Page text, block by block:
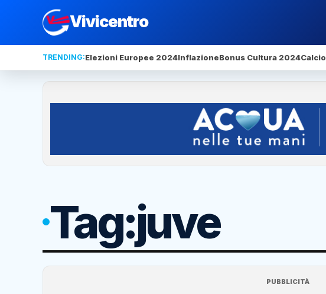
Vivicentro
TRENDING:Elezioni Europee 2024InflazioneBonus Cultura 2024Calcio
Tag:juve
PUBBLICITÀ